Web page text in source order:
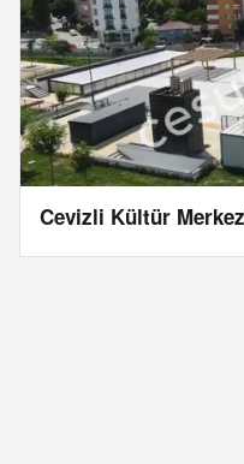
Cevizli Kültür